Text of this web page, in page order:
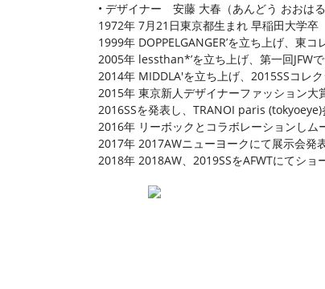
• デザイナー 安藤 大春（あんどう おおはる
1972年 7月21日東京都生まれ 早稲田大学卒
1999年 DOPPELGANGER’を立ち上げ、東コ
2005年 lessthan*’を立ち上げ、第一回JFW
2014年 MIDDLA'を立ち上げ、2015SSコレ
2015年 東京新人デザイナーファッション大
2016SSを発表し、TRANOI paris (tokyoeye)
2016年 リーボックとコラボレーションしム
2017年 2017AWニューヨークにて展示会発
2018年 2018AW、2019SSをAFWTにてショ